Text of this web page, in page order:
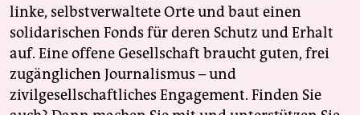
linke, selbstverwaltete Orte und baut einen
solidarischen Fonds für deren Schutz und Erhalt
auf. Eine offene Gesellschaft braucht guten, frei
zugänglichen Journalismus – und
zivilgesellschaftliches Engagement. Finden Sie